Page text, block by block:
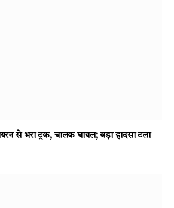
से भरा ट्रक, चालक घायल; बड़ा हादसा टला